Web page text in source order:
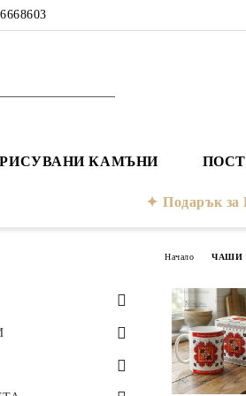
РИСУВАНИ КАМЪНИ
Подарък
ПО МОТИВ
ПО ФОРМАТ
свещи
Начало ЧАШИ